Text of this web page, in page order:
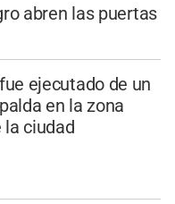
abren las puertas
ejecutado de un
en la zona
la ciudad